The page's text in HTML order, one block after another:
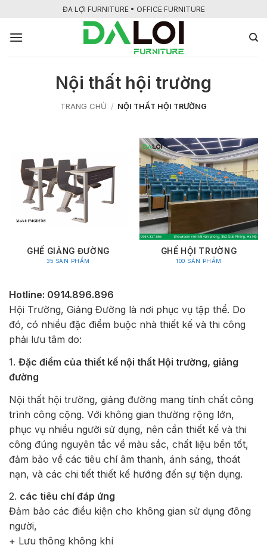
nội
ĐA LỢI FURNITURE • OFFICE FURNITURE
Nội thất hội trường
TRANG CHỦ / NỘI THẤT HỘI TRƯỜNG
GHẾ GIẢNG ĐƯỜNG
35 SẢN PHẨM
GHẾ HỘI TRƯỜNG
100 SẢN PHẨM
Hotline: 0914.896.896
Hội Trường, Giảng Đường là nơi phục vụ tập thể. Do
đó, có nhiều đặc điểm buộc nhà thiết kế và thi công
phải lưu tâm do:
1. Đặc điểm của thiết kế nội thất Hội trường, giảng
đường
Nội thất hội trường, giảng đường mang tính chất công
trình công cộng. Với không gian thường rộng lớn,
phục vụ nhiều người sử dụng, nên cần thiết kế và thi
công đúng nguyên tắc về màu sắc, chất liệu bền tốt,
đảm bảo về các tiêu chí âm thanh, ánh sáng, thoát
nạn, và các chi tiết thiết kế hướng đến sự tiện dụng.
2. các tiêu chí đáp ứng
Đảm bảo các điều kiện cho không gian sử dụng đông
người,
+ Lưu thông không khí